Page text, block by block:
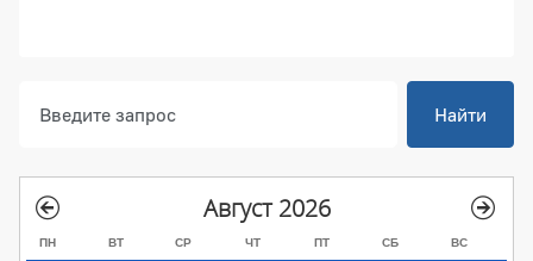
Найти
Август 2026
ПН ВТ СР ЧТ ПТ СБ ВС